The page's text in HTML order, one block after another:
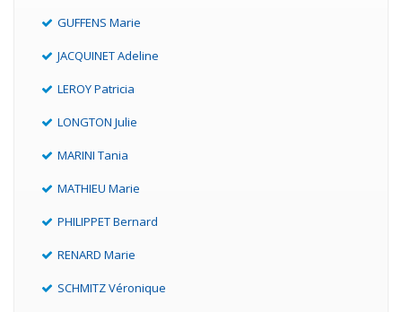
GUFFENS Marie
JACQUINET Adeline
LEROY Patricia
LONGTON Julie
MARINI Tania
MATHIEU Marie
PHILIPPET Bernard
RENARD Marie
SCHMITZ Véronique